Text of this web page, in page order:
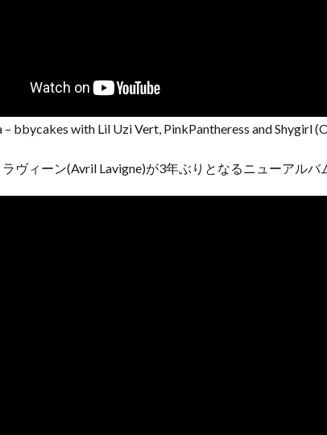
– bbycakes with Lil Uzi Vert, PinkPantheress and Shygirl
ヴィーン(Avril Lavigne)が3年ぶりとなるニューアルバ